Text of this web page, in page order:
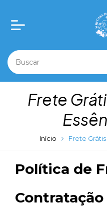
Frete
Início Frete Grátis
Política de